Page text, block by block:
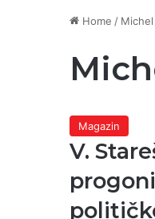
Home /
Magazin
V.